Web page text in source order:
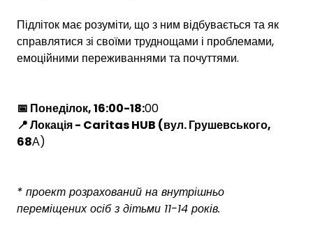
Підліток має розуміти, що з ним відбувається та як
справлятися зі своїми труднощами і проблемами,
емоційними переживаннями та почуттями.
📅 Понеділок, 16:00-18:00
📍 Локація - Caritas HUB (вул. Грушевського,
68А)
* проект розрахований на внутрішньо
переміщених осіб з дітьми 11-14 років.